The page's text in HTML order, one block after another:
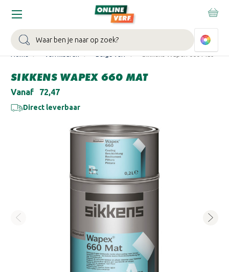
Zoeken
WIN EEN BALLONVAART:Bij besteding vanaf €100,- aan Sikkens
muurverf en/of lak.
Bekijk actie >
Home Verfkleuren Beige verf Sikkens Wapex 660 Mat
SIKKENS WAPEX 660 MAT
Vanaf €72,47
Direct leverbaar